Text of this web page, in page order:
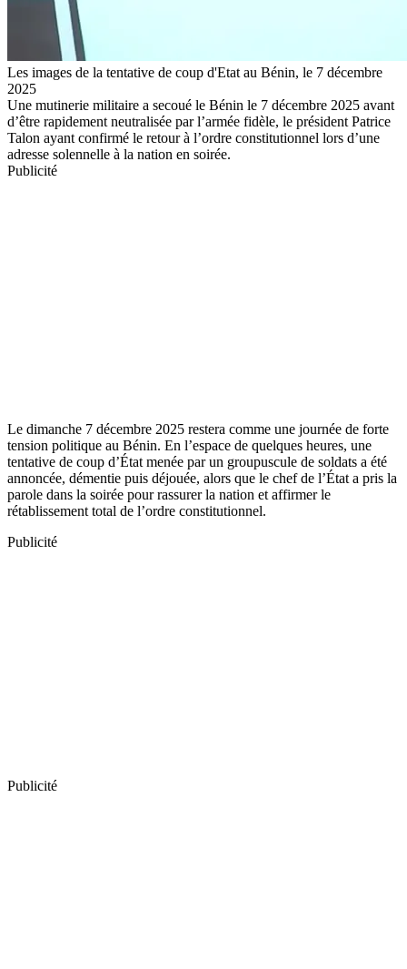
Les images de la tentative de coup d'Etat au Bénin, le 7 décembre
2025
Une mutinerie militaire a secoué le Bénin le 7 décembre 2025 avant
d’être rapidement neutralisée par l’armée fidèle, le président Patrice
Talon ayant confirmé le retour à l’ordre constitutionnel lors d’une
adresse solennelle à la nation en soirée.
Publicité
Le dimanche 7 décembre 2025 restera comme une journée de forte
tension politique au Bénin. En l’espace de quelques heures, une
tentative de coup d’État menée par un groupuscule de soldats a été
annoncée, démentie puis déjouée, alors que le chef de l’État a pris la
parole dans la soirée pour rassurer la nation et affirmer le
rétablissement total de l’ordre constitutionnel.
Publicité
Publicité